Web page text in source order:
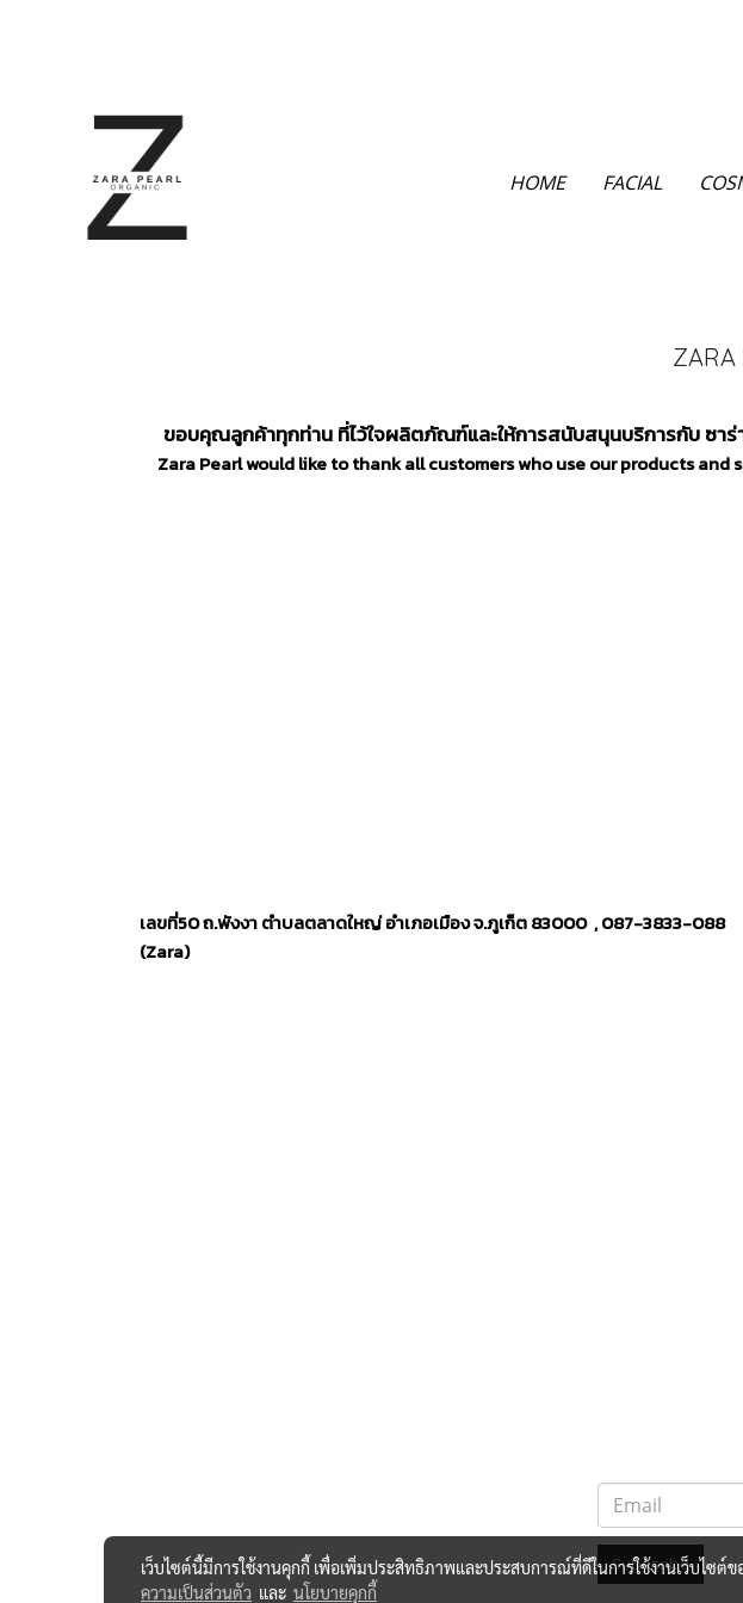
HOME FACIAL
ZARA
ขอบคุณลูกค้าทุกท่าน ที่ไว้ใจผลิตภัณฑ์และให้การสนับสนุนบริการกับ ซาร่
Zara Pearl would like to thank all customers who use our products and
เลขที่50 ถ.พังงา ตำบลตลาดใหญ่อำเภอเมือง จ.ภูเก็ต 83000 ,087-3833-088
(Zara)
Subscribe
เว็บไซต์นี้มีการใช้งานคุกกี้ เพื่อเพิ่มประสิทธิภาพและประสบการณ์ที่ดีในการใช้งานเว็บไซต์
ความเป็นส่วนตัว และ นโยบายคุกกี้